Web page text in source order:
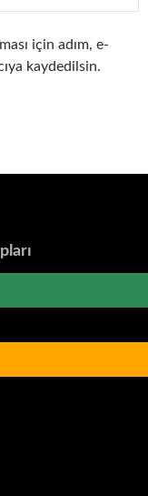
için adım, e-
kaydedilsin.